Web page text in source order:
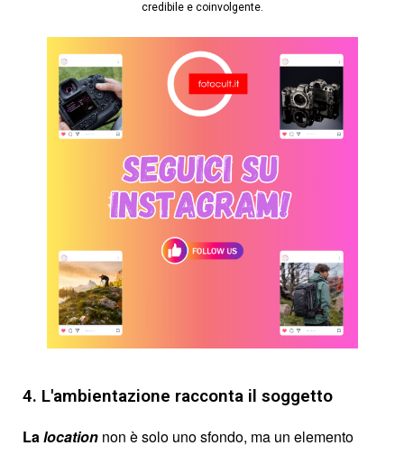
credibile e coinvolgente.
4. L'ambientazione racconta il soggetto
Lalocation non è solo uno sfondo, ma un elemento